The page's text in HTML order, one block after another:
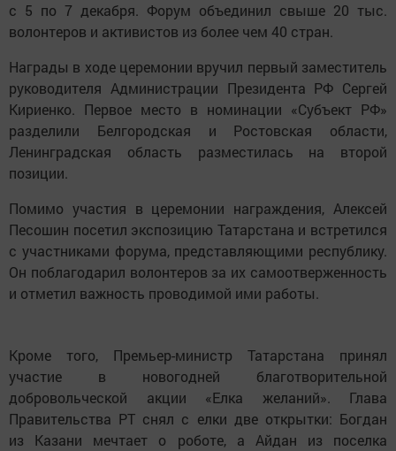
с 5 по 7 декабря. Форум объединил свыше 20 тыс.
волонтеров и активистов из более чем 40 стран.
Награды в ходе церемонии вручил первый заместитель
руководителя Администрации Президента РФ Сергей
Кириенко. Первое место в номинации «Субъект РФ»
разделили Белгородская и Ростовская области,
Ленинградская область разместилась на второй
позиции.
Помимо участия в церемонии награждения, Алексей
Песошин посетил экспозицию Татарстана и встретился
с участниками форума, представляющими республику.
Он поблагодарил волонтеров за их самоотверженность
и отметил важность проводимой ими работы.
Кроме того, Премьер-министр Татарстана принял
участие в новогодней благотворительной
добровольческой акции «Елка желаний». Глава
Правительства РТ снял с елки две открытки: Богдан
из Казани мечтает о роботе, а Айдан из поселка